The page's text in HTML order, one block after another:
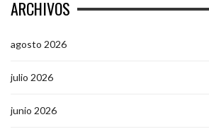
ARCHIVOS
agosto 2026
julio 2026
junio 2026